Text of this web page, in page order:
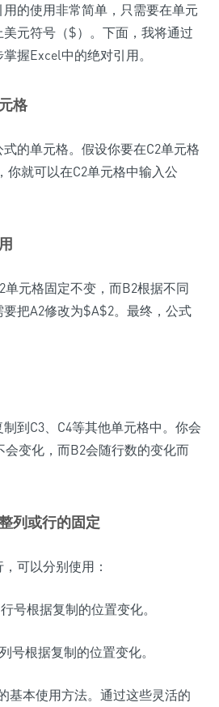
的使用非常简单，只需要在单元
元符号（$）。下面，我将通过
握Excel中的绝对引用。
格
的单元格。假设你要在C2单元格
你就可以在C2单元格中输入公
单元格固定不变，而B2根据不同
把A2修改为$A$2。最终，公式
到C3、C4等其他单元格中。你会
会变化，而B2会随行数的变化而
列或行的固定
可以分别使用：
号根据复制的位置变化。
号根据复制的位置变化。
基本使用方法。通过这些灵活的